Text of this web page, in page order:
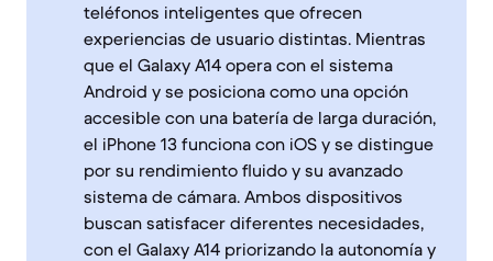
teléfonos inteligentes que ofrecen
experiencias de usuario distintas. Mientras
que el Galaxy A14 opera con el sistema
Android y se posiciona como una opción
accesible con una batería de larga duración,
el iPhone 13 funciona con iOS y se distingue
por su rendimiento fluido y su avanzado
sistema de cámara. Ambos dispositivos
buscan satisfacer diferentes necesidades,
con el Galaxy A14 priorizando la autonomía y